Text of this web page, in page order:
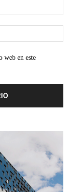
web en este